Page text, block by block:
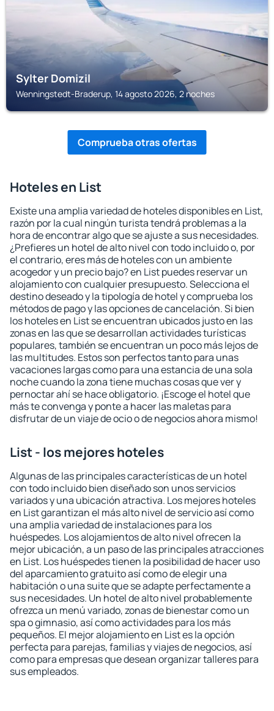
Sylter Domizil
Wenningstedt-Braderup, 14 agosto 2026, 2 noches
Comprueba otras ofertas
Hoteles en List
Existe una amplia variedad de hoteles disponibles en List,
razón por la cual ningún turista tendrá problemas a la
hora de encontrar algo que se ajuste a sus necesidades.
¿Prefieres un hotel de alto nivel con todo incluido o, por
el contrario, eres más de hoteles con un ambiente
acogedor y un precio bajo? en List puedes reservar un
alojamiento con cualquier presupuesto. Selecciona el
destino deseado y la tipología de hotel y comprueba los
métodos de pago y las opciones de cancelación. Si bien
los hoteles en List se encuentran ubicados justo en las
zonas en las que se desarrollan actividades turísticas
populares, también se encuentran un poco más lejos de
las multitudes. Estos son perfectos tanto para unas
vacaciones largas como para una estancia de una sola
noche cuando la zona tiene muchas cosas que ver y
pernoctar ahí se hace obligatorio. ¡Escoge el hotel que
más te convenga y ponte a hacer las maletas para
disfrutar de un viaje de ocio o de negocios ahora mismo!
List - los mejores hoteles
Algunas de las principales características de un hotel
con todo incluido bien diseñado son unos servicios
variados y una ubicación atractiva. Los mejores hoteles
en List garantizan el más alto nivel de servicio así como
una amplia variedad de instalaciones para los
huéspedes. Los alojamientos de alto nivel ofrecen la
mejor ubicación, a un paso de las principales atracciones
en List. Los huéspedes tienen la posibilidad de hacer uso
del aparcamiento gratuito así como de elegir una
habitación o una suite que se adapte perfectamente a
sus necesidades. Un hotel de alto nivel probablemente
ofrezca un menú variado, zonas de bienestar como un
spa o gimnasio, así como actividades para los más
pequeños. El mejor alojamiento en List es la opción
perfecta para parejas, familias y viajes de negocios, así
como para empresas que desean organizar talleres para
sus empleados.